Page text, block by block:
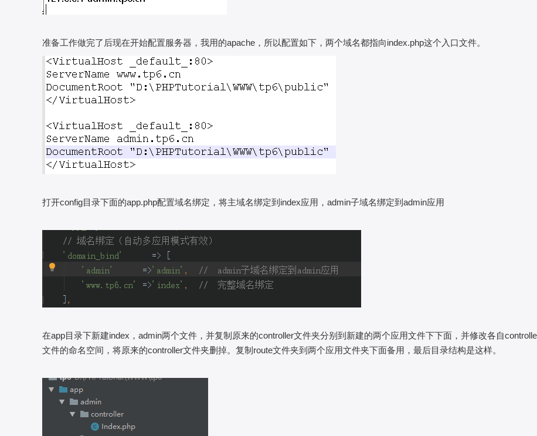
准备工作做完了后现在开始配置服务器，我用的apache，所以配置如下，两个域名都指向index.php这个入口文件。
打开config目录下面的app.php配置域名绑定，将主域名绑定到index应用，admin子域名绑定到admin应用
在app目录下新建index，admin两个文件，并复制原来的controller文件夹分别到新建的两个应用文件下下面，并修改各自
文件的命名空间，将原来的controller文件夹删掉。复制route文件夹到两个应用文件夹下面备用，最后目录结构是这样。